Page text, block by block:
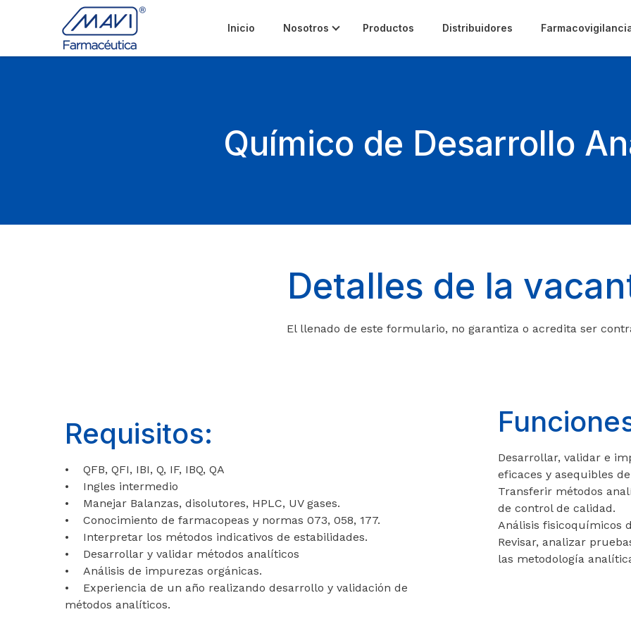
Inicio Nosotros Productos Distribuidores
Químico de Desarrollo
Detalles de la
El llenado de este formulario, no garantiza o acredita ser
Requisitos:
• QFB, QFI, IBI, Q, IF, IBQ, QA
• Ingles intermedio
• Manejar Balanzas, disolutores, HPLC, UV gases.
• Conocimiento de farmacopeas y normas 073, 058, 177.
• Interpretar los métodos indicativos de estabilidades.
• Desarrollar y validar métodos analíticos
• Análisis de impurezas orgánicas.
• Experiencia de un año realizando desarrollo y validación de
métodos analíticos.
Desarrollar, validar e
eficaces y asequibles
Transferir métodos
de control de calidad.
Análisis fisicoquímicos
Revisar, analizar
las metodología